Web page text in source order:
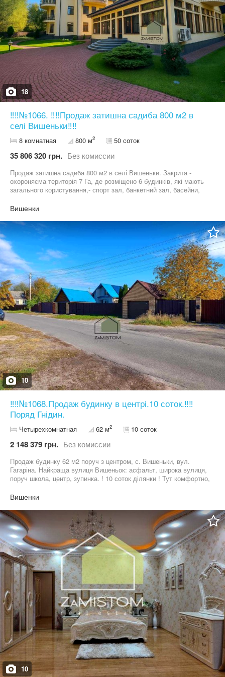
18
‼️‼️№1066. ‼️‼️Продаж затишна садиба 800 м2 в
селі Вишеньки‼️‼️
8 комнатная 800 м2 50 соток
35 806 320 грн. Без комиссии
Продаж затишна садиба 800 м2 в селі Вишеньки. Закрита -
охороняєма територія 7 Га, де розміщено 6 будинків, які мають
загального користування,- спорт зал, банкетний зал, басейни,
охорона, фізична - піша охорона, відео спостереження. Будинок
проживання, краще один раз побачити і переконатися в цьому.
Усі меблі та техніка залишаються. Електрика 40 кВт, газ,
свердловина, каналізація, інтернет, асфальтований під'їзд. Ціна
800000 у. о. Найбільший вибір будинків і ділянок. Номер
оголошення №1066. Дивіться інші оголошення автора. Більше
об’єктів нерухомості на нашому сайті
Вишенки
10
‼️‼️№1068.Продаж будинку в центрі.10 соток.‼️‼️
Поряд Гнідин.
Четырехкомнатная 62 м2 10 соток
2 148 379 грн. Без комиссии
Продаж будинку 62 м2 поруч з центром, с. Вишеньки, вул.
Гагаріна. Найкраща вулиця Вишеньок: асфальт, широка вулиця,
поруч школа, центр, зупинка. ! 10 соток ділянки ! Тут комфортно,
сухий і придатний до житла. 4 кімнати, невеличкий коридор і
зацінили. Ціна 48000 у. о. Найбільший вибір будинків і ділянок.
Номер оголошення №1068. Дивіться інші оголошення автора.
Більше об’єктів нерухомості на нашому сайті
Вишенки
10